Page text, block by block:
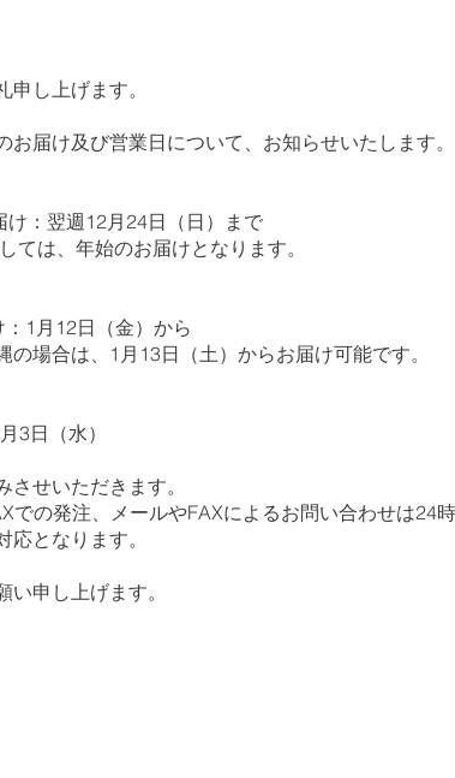
し上げます。
届け及び営業日について、お知らせいたします。
：翌週12月24日（日）まで
は、年始のお届けとなります。
1月12日（金）から
場合は、1月13日（土）からお届け可能です。
3日（水）
せいただきます。
での発注、メールやFAXによるお問い合わせは24
となります。
申し上げます。